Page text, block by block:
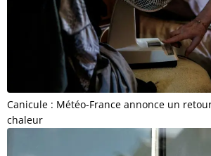
Canicule : Météo-France annonce un
chaleur